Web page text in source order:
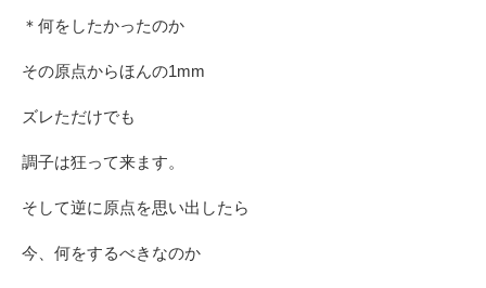
＊何をしたかったのか
その原点からほんの1mm
ズレただけでも
調子は狂って来ます。
そして逆に原点を思い出したら
今、何をするべきなのか